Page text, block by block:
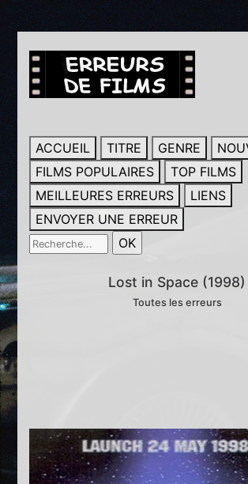
ACCUEIL TITRE GENRE
FILMS POPULAIRES
TOP FILMS
MEILLEURES ERREURS
LIENS
ENVOYER UNE ERREUR
Lost in Space (1998)
Toutes les erreurs